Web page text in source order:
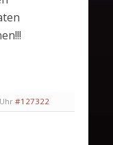
#127322